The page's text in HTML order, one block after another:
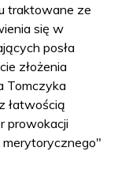
traktowane ze
się w
posła
złożenia
Tomczyka
łatwością
prowokacji
merytorycznego"